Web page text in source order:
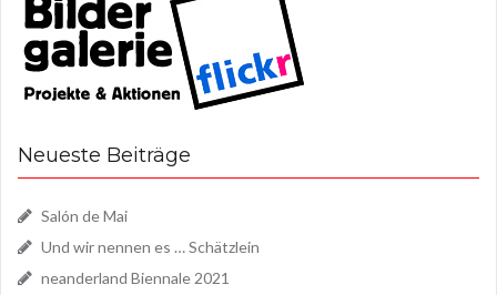
Neueste Beiträge
Salón de Mai
Und wir nennen es … Schätzlein
neanderland Biennale 2021